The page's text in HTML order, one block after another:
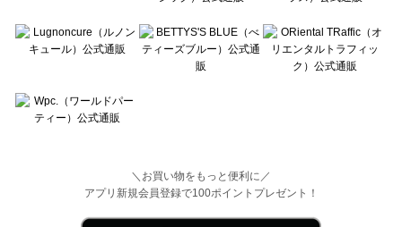
＼お買い物をもっと便利に／
アプリ新規会員登録で100ポイントプレゼント！